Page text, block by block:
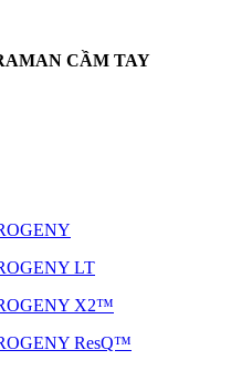
CẦM TAY
LT
X2™
ResQ™